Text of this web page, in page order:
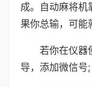
成。自动麻将机
果你总输，可能
若你在仪器
导，添加微信号